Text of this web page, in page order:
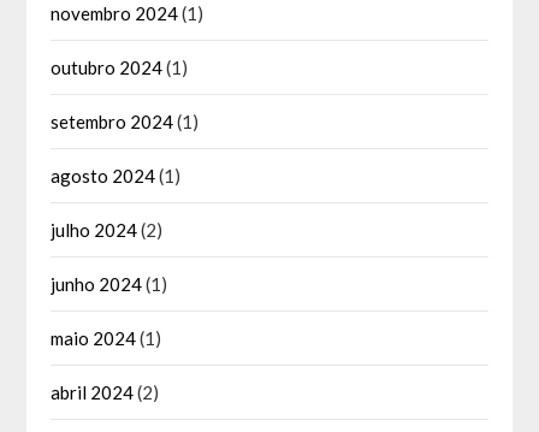
novembro 2024(1)
outubro 2024(1)
setembro 2024(1)
agosto 2024(1)
julho 2024(2)
junho 2024(1)
maio 2024(1)
abril 2024(2)